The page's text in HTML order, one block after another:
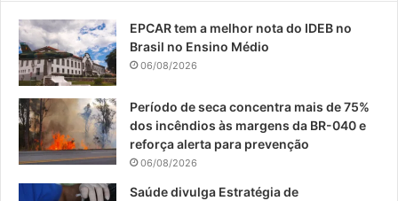
b
o
o
k
u
e
a
r
a
EPCAR tem a melhor nota do IDEB no
Brasil no Ensino Médio
06/08/2026
Período de seca concentra mais de 75%
dos incêndios às margens da BR-040 e
reforça alerta para prevenção
06/08/2026
Saúde divulga Estratégia de